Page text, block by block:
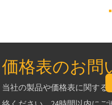
価格表のお問
当社の製品や価格表に関する